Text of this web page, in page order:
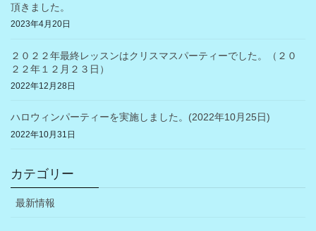
頂きました。
2023年4月20日
２０２２年最終レッスンはクリスマスパーティーでした。（２０
２２年１２月２３日）
2022年12月28日
ハロウィンパーティーを実施しました。(2022年10月25日)
2022年10月31日
カテゴリー
最新情報